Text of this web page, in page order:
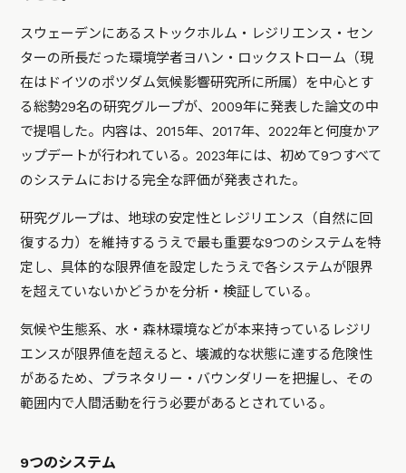
スウェーデンにあるストックホルム・レジリエンス・セン
ターの所長だった環境学者ヨハン・ロックストローム（現
在はドイツのポツダム気候影響研究所に所属）を中心とす
る総勢29名の研究グループが、2009年に発表した論文の中
で提唱した。内容は、2015年、2017年、2022年と何度かア
ップデートが行われている。2023年には、初めて9つすべて
のシステムにおける完全な評価が発表された。
研究グループは、地球の安定性とレジリエンス（自然に回
復する力）を維持するうえで最も重要な9つのシステムを特
定し、具体的な限界値を設定したうえで各システムが限界
を超えていないかどうかを分析・検証している。
気候や生態系、水・森林環境などが本来持っているレジリ
エンスが限界値を超えると、壊滅的な状態に達する危険性
があるため、プラネタリー・バウンダリーを把握し、その
範囲内で人間活動を行う必要があるとされている。
9つのシステム